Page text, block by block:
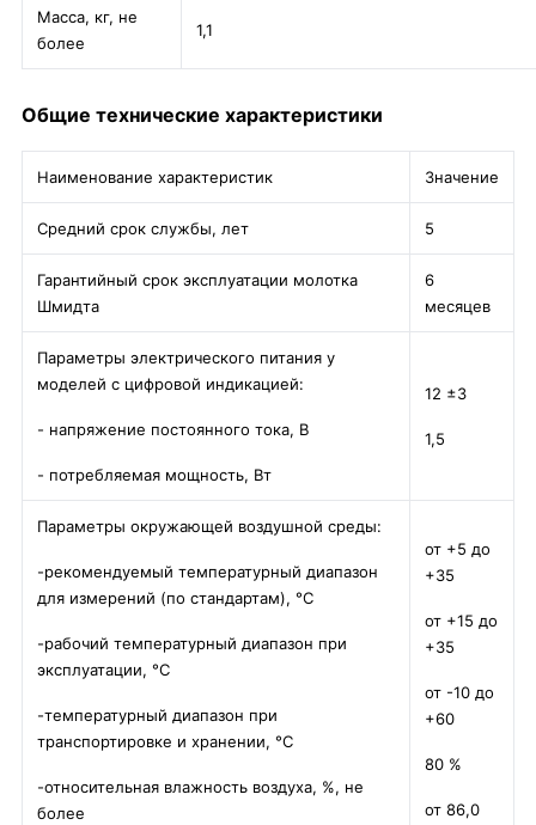
Масса, кг, не
более
1,1
Общие технические характеристики
Наименование характеристик Значение
Средний срок службы, лет 5
Гарантийный срок эксплуатации молотка
Шмидта
6
месяцев
Параметры электрического питания у
моделей с цифровой индикацией:
- напряжение постоянного тока, В
- потребляемая мощность, Вт
12 ±3
1,5
Параметры окружающей воздушной среды:
-рекомендуемый температурный диапазон
для измерений (по стандартам), °С
-рабочий температурный диапазон при
эксплуатации, °С
-температурный диапазон при
транспортировке и хранении, °С
-относительная влажность воздуха, %, не
более
от +5 до
+35
от +15 до
+35
от -10 до
+60
80 %
от 86,0